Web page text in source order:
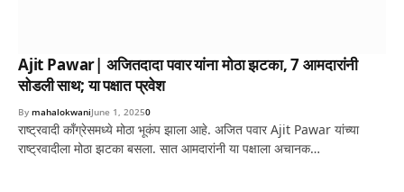
Ajit Pawar| अजितदादा पवार यांना मोठा झटका, 7 आमदारांनी
सोडली साथ; या पक्षात प्रवेश
By mahalokwaniJune 1, 20250
राष्ट्रवादी काँग्रेसमध्ये मोठा भूकंप झाला आहे. अजित पवार Ajit Pawar यांच्या
राष्ट्रवादीला मोठा झटका बसला. सात आमदारांनी या पक्षाला अचानक…